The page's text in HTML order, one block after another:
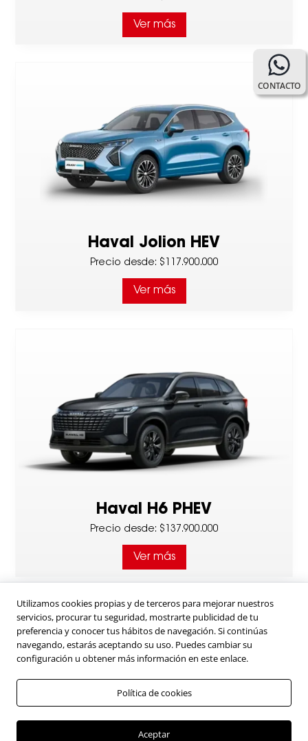
CONTACTO
Ver más
Haval Jolion HEV
Precio desde: $117.900.000
Ver más
Haval H6 PHEV
Precio desde: $137.900.000
Ver más
Utilizamos cookies propias y de terceros para mejorar nuestros
servicios, procurar tu seguridad, mostrarte publicidad de tu
preferencia y conocer tus hábitos de navegación. Si continúas
navegando, estarás aceptando su uso. Puedes cambiar su
configuración u obtener más información en este enlace.
Política de cookies
Aceptar